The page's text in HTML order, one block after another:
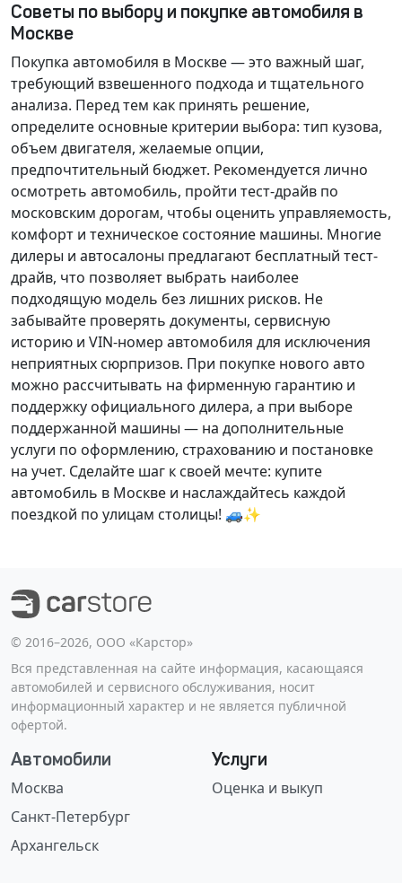
Советы по выбору и покупке автомобиля в
Москве
Покупка автомобиля в Москве — это важный шаг,
требующий взвешенного подхода и тщательного
анализа. Перед тем как принять решение,
определите основные критерии выбора: тип кузова,
объем двигателя, желаемые опции,
предпочтительный бюджет. Рекомендуется лично
осмотреть автомобиль, пройти тест-драйв по
московским дорогам, чтобы оценить управляемость,
комфорт и техническое состояние машины. Многие
дилеры и автосалоны предлагают бесплатный тест-
драйв, что позволяет выбрать наиболее
подходящую модель без лишних рисков. Не
забывайте проверять документы, сервисную
историю и VIN-номер автомобиля для исключения
неприятных сюрпризов. При покупке нового авто
можно рассчитывать на фирменную гарантию и
поддержку официального дилера, а при выборе
поддержанной машины — на дополнительные
услуги по оформлению, страхованию и постановке
на учет. Сделайте шаг к своей мечте: купите
автомобиль в Москве и наслаждайтесь каждой
поездкой по улицам столицы! 🚙✨
©️ 2016–2026, ООО «Карстор»
Вся представленная на сайте информация, касающаяся
автомобилей и сервисного обслуживания, носит
информационный характер и не является публичной
офертой.
Автомобили
Москва
Санкт-Петербург
Архангельск
Услуги
Оценка и выкуп